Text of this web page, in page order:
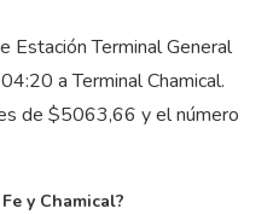
Estación Terminal General
a Terminal Chamical.
de $5063,66 y el número
y Chamical?